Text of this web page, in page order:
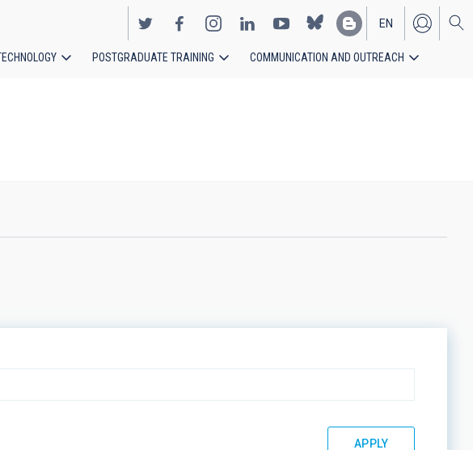
EN
ES
POSTGRADUATE TRAINING COMMUNICATION AND OUTREACH